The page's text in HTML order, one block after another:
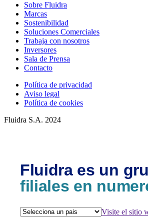
Sobre Fluidra
Marcas
Sostenibilidad
Soluciones Comerciales
Trabaja con nosotros
Inversores
Sala de Prensa
Contacto
Política de privacidad
Aviso legal
Política de cookies
Fluidra S.A. 2024
Fluidra es un
filiales en
Visite el sitio